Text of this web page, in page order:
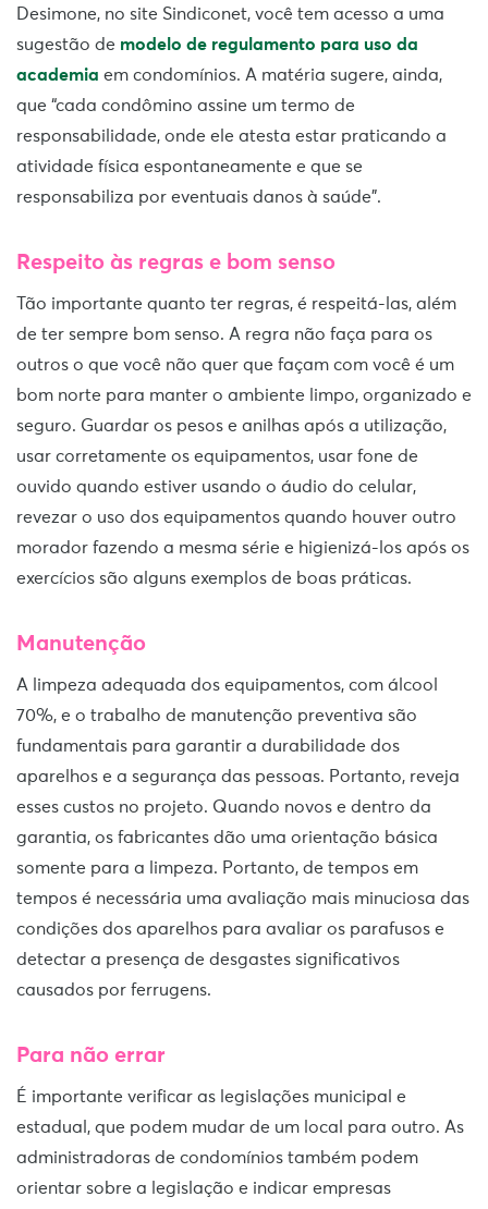
Desimone, no site Sindiconet, você tem acesso a uma
sugestão de modelo de regulamento para uso da
academia em condomínios. A matéria sugere, ainda,
que “cada condômino assine um termo de
responsabilidade, onde ele atesta estar praticando a
atividade física espontaneamente e que se
responsabiliza por eventuais danos à saúde”.
Respeito às regras e bom senso
Tão importante quanto ter regras, é respeitá-las, além
de ter sempre bom senso. A regra não faça para os
outros o que você não quer que façam com você é um
bom norte para manter o ambiente limpo, organizado e
seguro. Guardar os pesos e anilhas após a utilização,
usar corretamente os equipamentos, usar fone de
ouvido quando estiver usando o áudio do celular,
revezar o uso dos equipamentos quando houver outro
morador fazendo a mesma série e higienizá-los após os
exercícios são alguns exemplos de boas práticas.
Manutenção
A limpeza adequada dos equipamentos, com álcool
70%, e o trabalho de manutenção preventiva são
fundamentais para garantir a durabilidade dos
aparelhos e a segurança das pessoas. Portanto, reveja
esses custos no projeto. Quando novos e dentro da
garantia, os fabricantes dão uma orientação básica
somente para a limpeza. Portanto, de tempos em
tempos é necessária uma avaliação mais minuciosa das
condições dos aparelhos para avaliar os parafusos e
detectar a presença de desgastes significativos
causados por ferrugens.
Para não errar
É importante verificar as legislações municipal e
estadual, que podem mudar de um local para outro. As
administradoras de condomínios também podem
orientar sobre a legislação e indicar empresas